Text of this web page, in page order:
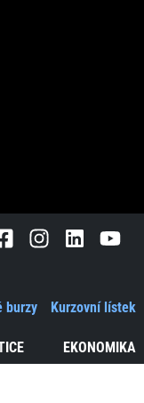
EKONOMIKA
burzy Kurzovní lístek
FacebookInstagramLinkedInYoutube